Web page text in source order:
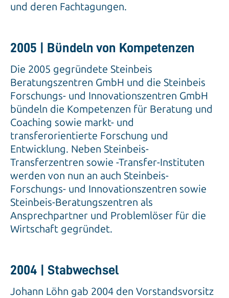
und deren Fachtagungen.
2005 | Bündeln von Kompetenzen
Die 2005 gegründete Steinbeis
Beratungszentren GmbH und die Steinbeis
Forschungs- und Innovationszentren GmbH
bündeln die Kompetenzen für Beratung und
Coaching sowie markt- und
transferorientierte Forschung und
Entwicklung. Neben Steinbeis-
Transferzentren sowie -Transfer-Instituten
werden von nun an auch Steinbeis-
Forschungs- und Innovationszentren sowie
Steinbeis-Beratungszentren als
Ansprechpartner und Problemlöser für die
Wirtschaft gegründet.
2004 | Stabwechsel
Johann Löhn gab 2004 den Vorstandsvorsitz